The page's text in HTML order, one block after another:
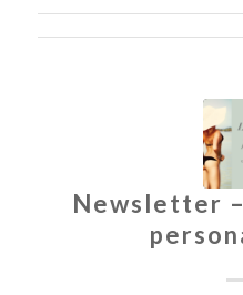
Newsletter